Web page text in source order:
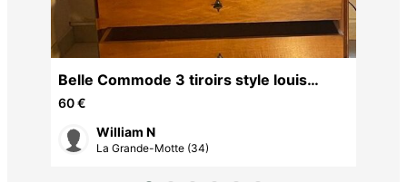
Belle Commode 3 tiroirs style louis
Philippe
60 €
William N
La Grande-Motte (34)